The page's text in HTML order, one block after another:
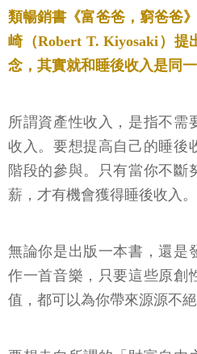
類暢銷書《富爸爸，窮爸爸
崎（Robert T. Kiyosaki）提
念，其實就和睡後收入是同一
所謂資產性收入，是指不需
收入。要想提高自己的睡後
階段的參與。只有當你不斷
薪，才有機會獲得睡後收入。
無論你是出版一本書，還是
作一首音樂，只要這些原創
值，都可以為你帶來源源不絕